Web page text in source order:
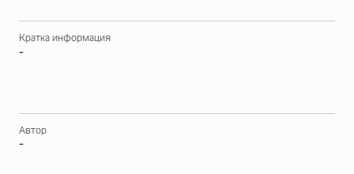
Кратка информация
-
Автор
-